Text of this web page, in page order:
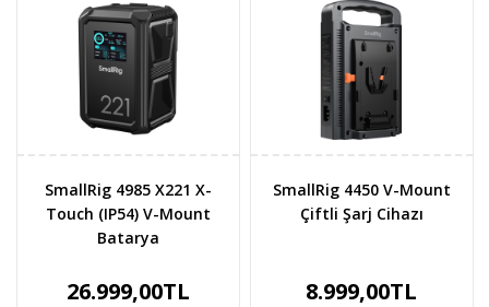
SmallRig 4985 X221 X-
Touch (IP54) V-Mount
Batarya
26.999,00TL
SmallRig 4450 V-Mount
Çiftli Şarj Cihazı
8.999,00TL